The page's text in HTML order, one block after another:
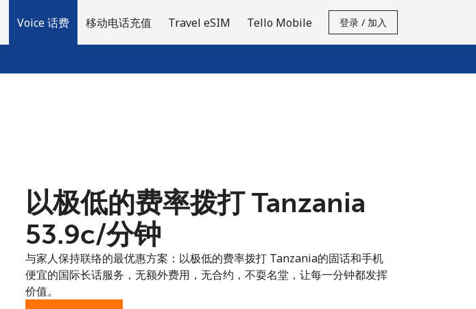
Voice 话费 移动电话充值 Travel eSIM Tello Mobile 登录 / 加入
注册使用
以极低的费率拨打 Tanzania
⁦53.9c⁩/分钟
与家人保持联络的最优惠方案：以极低的费率拨打 Tanzania的固话和手机
便宜的国际长话服务，无额外费用，无合约，不耍名堂，让每一分钟都发挥
价值。